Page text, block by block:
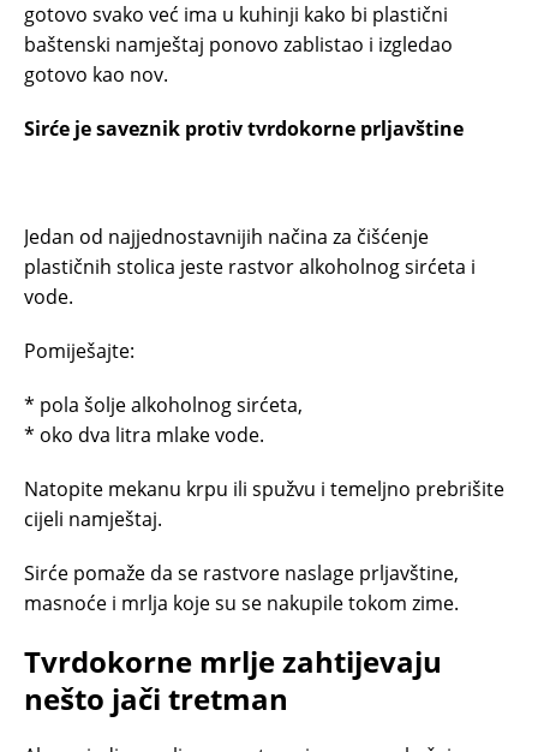
gotovo svako već ima u kuhinji kako bi plastični
baštenski namještaj ponovo zablistao i izgledao
gotovo kao nov.
Sirće je saveznik protiv tvrdokorne prljavštine
Jedan od najjednostavnijih načina za čišćenje
plastičnih stolica jeste rastvor alkoholnog sirćeta i
vode.
Pomiješajte:
* pola šolje alkoholnog sirćeta,
* oko dva litra mlake vode.
Natopite mekanu krpu ili spužvu i temeljno prebrišite
cijeli namještaj.
Sirće pomaže da se rastvore naslage prljavštine,
masnoće i mrlja koje su se nakupile tokom zime.
Tvrdokorne mrlje zahtijevaju
nešto jači tretman